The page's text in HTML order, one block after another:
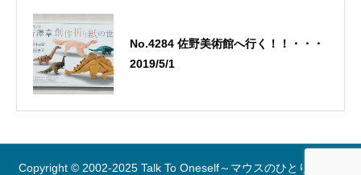
No.4284 佐野美術館へ行く！！・・・
2019/5/1
Copyright © 2002-2025 Talk To Oneself～マウスのひとりごと～